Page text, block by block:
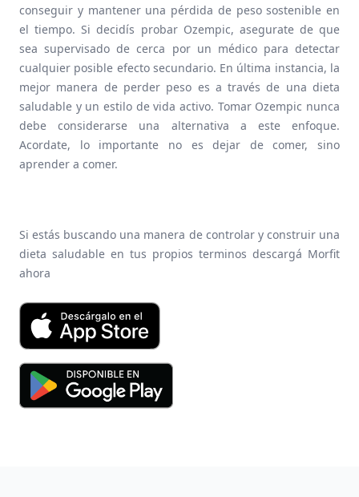
conseguir y mantener una pérdida de peso sostenible en
el tiempo. Si decidís probar Ozempic, asegurate de que
sea supervisado de cerca por un médico para detectar
cualquier posible efecto secundario. En última instancia, la
mejor manera de perder peso es a través de una dieta
saludable y un estilo de vida activo. Tomar Ozempic nunca
debe considerarse una alternativa a este enfoque.
Acordate, lo importante no es dejar de comer, sino
aprender a comer.
Si estás buscando una manera de controlar y construir una
dieta saludable en tus propios terminos descargá Morfit
ahora